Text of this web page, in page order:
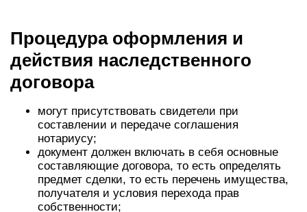
Процедура оформления и
действия наследственного
договора
могут присутствовать свидетели при
составлении и передаче соглашения
нотариусу;
документ должен включать в себя основные
составляющие договора, то есть определять
предмет сделки, то есть перечень имущества,
получателя и условия перехода прав
собственности;